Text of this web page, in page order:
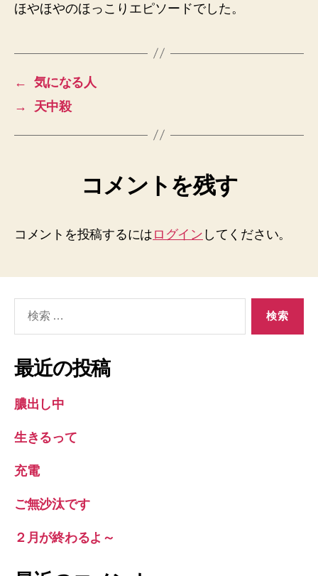
ほやほやのほっこりエピソードでした。
←
気になる人
→
天中殺
コメントを残す
コメントを投稿するには ログイン してください。
象:
最近の投稿
膿出し中
生きるって
充電
ご無沙汰です
２月が終わるよ～